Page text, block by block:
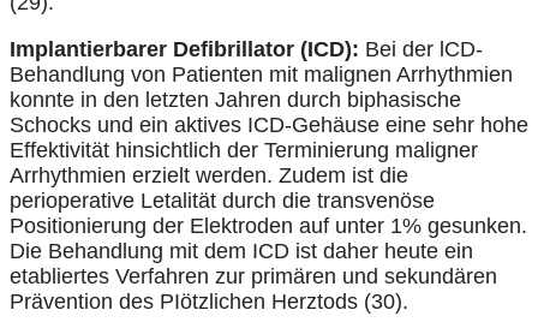
Implantierbarer Defibrillator (ICD): Bei der lCD-
Behandlung von Patienten mit malignen Arrhythmien
konnte in den letzten Jahren durch biphasische
Schocks und ein aktives ICD-Gehäuse eine sehr hohe
Effektivität hinsichtlich der Terminierung maligner
Arrhythmien erzielt werden. Zudem ist die
perioperative Letalität durch die transvenöse
Positionierung der Elektroden auf unter 1% gesunken.
Die Behandlung mit dem ICD ist daher heute ein
etabliertes Verfahren zur primären und sekundären
Prävention des PIötzlichen Herztods (30).